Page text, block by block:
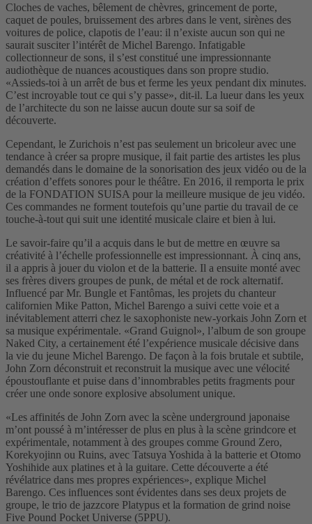
Cloches de vaches, bêlement de chèvres, grincement de porte,
caquet de poules, bruissement des arbres dans le vent, sirènes des
voitures de police, clapotis de l’eau: il n’existe aucun son qui ne
saurait susciter l’intérêt de Michel Barengo. Infatigable
collectionneur de sons, il s’est constitué une impressionnante
audiothèque de nuances acoustiques dans son propre studio.
«Assieds-toi à un arrêt de bus et ferme les yeux pendant dix minutes.
C’est incroyable tout ce qui s’y passe», dit-il. La lueur dans les yeux
de l’architecte du son ne laisse aucun doute sur sa soif de
découverte.
Cependant, le Zurichois n’est pas seulement un bricoleur avec une
tendance à créer sa propre musique, il fait partie des artistes les plus
demandés dans le domaine de la sonorisation des jeux vidéo ou de la
création d’effets sonores pour le théâtre. En 2016, il remporta le prix
de la FONDATION SUISA pour la meilleure musique de jeu vidéo.
Ces commandes ne forment toutefois qu’une partie du travail de ce
touche-à-tout qui suit une identité musicale claire et bien à lui.
Le savoir-faire qu’il a acquis dans le but de mettre en œuvre sa
créativité à l’échelle professionnelle est impressionnant. À cinq ans,
il a appris à jouer du violon et de la batterie. Il a ensuite monté avec
ses frères divers groupes de punk, de métal et de rock alternatif.
Influencé par Mr. Bungle et Fantômas, les projets du chanteur
californien Mike Patton, Michel Barengo a suivi cette voie et a
inévitablement atterri chez le saxophoniste new-yorkais John Zorn et
sa musique expérimentale. «Grand Guignol», l’album de son groupe
Naked City, a certainement été l’expérience musicale décisive dans
la vie du jeune Michel Barengo. De façon à la fois brutale et subtile,
John Zorn déconstruit et reconstruit la musique avec une vélocité
époustouflante et puise dans d’innombrables petits fragments pour
créer une onde sonore explosive absolument unique.
«Les affinités de John Zorn avec la scène underground japonaise
m’ont poussé à m’intéresser de plus en plus à la scène grindcore et
expérimentale, notamment à des groupes comme Ground Zero,
Korekyojinn ou Ruins, avec Tatsuya Yoshida à la batterie et Otomo
Yoshihide aux platines et à la guitare. Cette découverte a été
révélatrice dans mes propres expériences», explique Michel
Barengo. Ces influences sont évidentes dans ses deux projets de
groupe, le trio de jazzcore Platypus et la formation de grind noise
Five Pound Pocket Universe (5PPU).